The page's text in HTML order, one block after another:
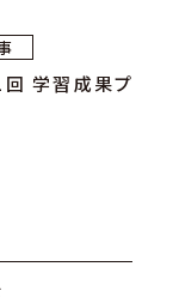
回 学習成果プ